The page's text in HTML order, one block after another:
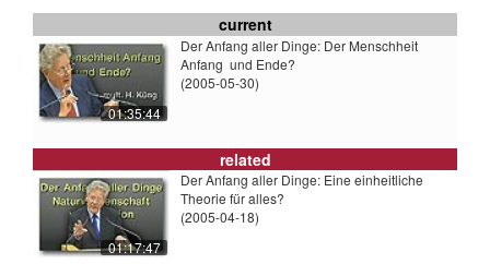
current
01:35:44
Der Anfang aller Dinge: Der Menschheit
Anfang  und Ende?
(2005-05-30)
related
01:17:47
Der Anfang aller Dinge: Eine einheitliche
Theorie für alles?
(2005-04-18)